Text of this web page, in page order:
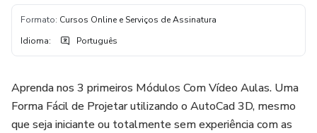
Formato: Cursos Online e Serviços de Assinatura
Idioma: Português
Aprenda nos 3 primeiros Módulos Com Vídeo Aulas. Uma
Forma Fácil de Projetar utilizando o AutoCad 3D, mesmo
que seja iniciante ou totalmente sem experiência com as